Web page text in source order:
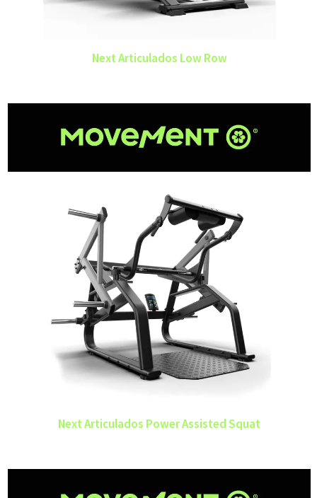
Next Articulados Low Row
Next Articulados Power Assisted Squat